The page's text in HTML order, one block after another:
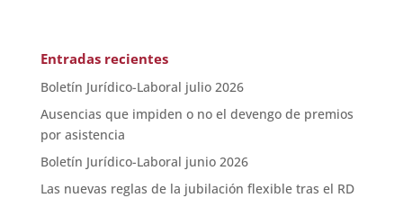
Entradas recientes
Boletín Jurídico-Laboral julio 2026
Ausencias que impiden o no el devengo de premios
por asistencia
Boletín Jurídico-Laboral junio 2026
Las nuevas reglas de la jubilación flexible tras el RD